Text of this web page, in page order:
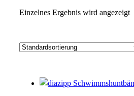
Einzelnes Ergebnis wird angezeigt